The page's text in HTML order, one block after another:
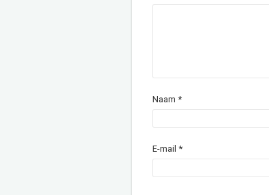
Naam *
E-mail *